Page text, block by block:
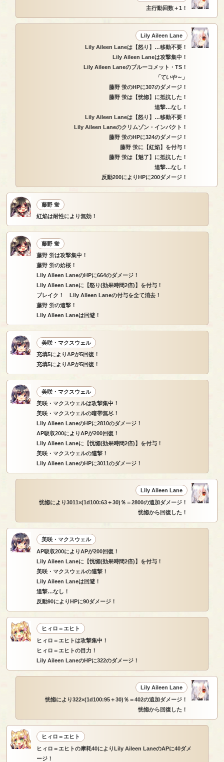
主行動回数＋1！
Lily Aileen Lane
Lily Aileen Laneは【怒り】…移動不要！
Lily Aileen Laneは攻撃集中！
Lily Aileen Laneのブルーコメット・TS！
「ていや～」
藤野 蛍のHPに307のダメージ！
藤野 蛍は【恍惚】に抵抗した！
追撃…なし！
Lily Aileen Laneは【怒り】…移動不要！
Lily Aileen Laneのクリムゾン・インパクト！
藤野 蛍のHPに324のダメージ！
藤野 蛍に【紅焔】を付与！
藤野 蛍は【魅了】に抵抗した！
追撃…なし！
反動200によりHPに200ダメージ！
藤野 蛍
紅焔は耐性により無効！
藤野 蛍
藤野 蛍は攻撃集中！
藤野 蛍の姶桜！
Lily Aileen LaneのHPに664のダメージ！
Lily Aileen Laneに【怒り(効果時間2倍)】を付与！
ブレイク！ Lily Aileen Laneの付与を全て消去！
藤野 蛍の追撃！
Lily Aileen Laneは回避！
美咲・マクスウェル
充填5によりAPが5回復！
充填5によりAPが5回復！
美咲・マクスウェル
美咲・マクスウェルは攻撃集中！
美咲・マクスウェルの暗帯無尽！
Lily Aileen LaneのHPに2810のダメージ！
AP吸収200によりAPが200回復！
Lily Aileen Laneに【恍惚(効果時間2倍)】を付与！
美咲・マクスウェルの連撃！
Lily Aileen LaneのHPに3011のダメージ！
Lily Aileen Lane
恍惚により3011×(1d100:63＋30)％＝2800の追加ダメージ！
恍惚から回復した！
美咲・マクスウェル
AP吸収200によりAPが200回復！
Lily Aileen Laneに【恍惚(効果時間2倍)】を付与！
美咲・マクスウェルの連撃！
Lily Aileen Laneは回避！
追撃…なし！
反動90によりHPに90ダメージ！
ヒィロ＝エヒト
ヒィロ＝エヒトは攻撃集中！
ヒィロ＝エヒトの目力！
Lily Aileen LaneのHPに322のダメージ！
Lily Aileen Lane
恍惚により322×(1d100:95＋30)％＝402の追加ダメージ！
恍惚から回復した！
ヒィロ＝エヒト
ヒィロ＝エヒトの摩耗40によりLily Aileen LaneのAPに40ダメ
ージ！